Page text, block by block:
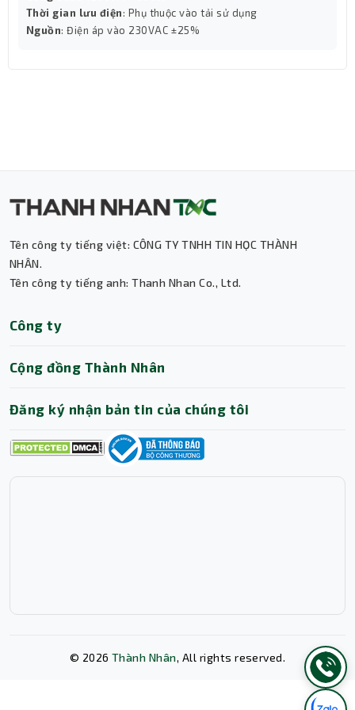
Với khối lượng 14.5kg, bộ lưu điện được thiết kế vững
chãi, phù hợp với không gian văn phòng, tủ kỹ thuật hoặc
bị điện tử trước các sự cố nguồn điện không ổn định. Với
màn hình LCD tiện lợi, khả năng bảo vệ đa lớp và công
suất mạnh mẽ, đây là lựa chọn đáng tin cậy cho người
dùng văn phòng và doanh nghiệp nhỏ đang tìm kiếm một
giải pháp UPS vừa hiệu quả, vừa hiện đại.
Thời gian lưu điện: Phụ thuộc vào tải sử dụng
Nguồn: Điện áp vào 230VAC ±25%
Tên công ty tiếng việt: CÔNG TY TNHH TIN HỌC THÀNH
NHÂN.
Tên công ty tiếng anh: Thanh Nhan Co., Ltd.
Công ty
Cộng đồng Thành Nhân
Đăng ký nhận bản tin của chúng tôi
© 2026 Thành Nhân, All rights reserved.